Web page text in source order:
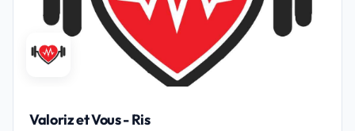
Valoriz et Vous - Ris